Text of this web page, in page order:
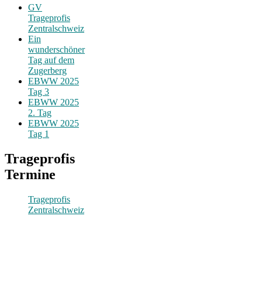
GV
Trageprofis
Zentralschweiz
Ein
wunderschöner
Tag auf dem
Zugerberg
EBWW 2025
Tag 3
EBWW 2025
2. Tag
EBWW 2025
Tag 1
Trageprofis
Termine
Trageprofis
Zentralschweiz